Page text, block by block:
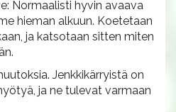
Normaalisti hyvin avaava
hieman alkuun. Koetetaan
ja katsotaan sitten miten
Jenkkikärryistä on
ja ne tulevat varmaan